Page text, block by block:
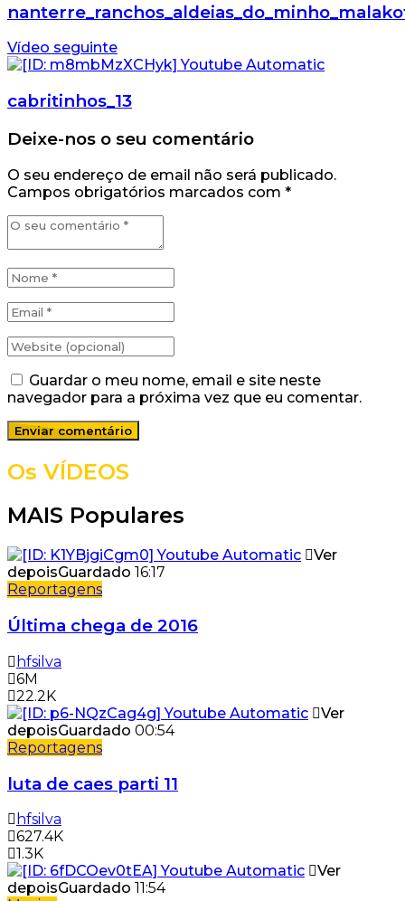
Vídeo seguinte
cabritinhos_13
Deixe-nos o seu comentário
O seu endereço de email não será publicado.
Campos obrigatórios marcados com *
Guardar o meu nome, email e site neste
navegador para a próxima vez que eu comentar.
Os VÍDEOS
MAIS Populares
Ver
depoisGuardado 16:17
Reportagens
Última chega de 2016
hfsilva
6M
22.2K
Ver
depoisGuardado 00:54
Reportagens
luta de caes parti 11
hfsilva
627.4K
1.3K
Ver
depoisGuardado 11:54